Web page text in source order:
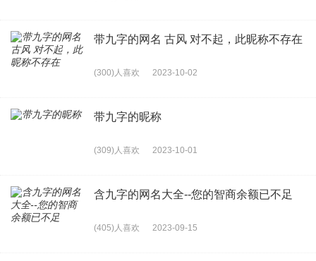
带九字的网名 古风 对不起，此昵称不存在
(300)人喜欢 2023-10-02
带九字的昵称
(309)人喜欢 2023-10-01
含九字的网名大全--您的智商余额已不足
(405)人喜欢 2023-09-15